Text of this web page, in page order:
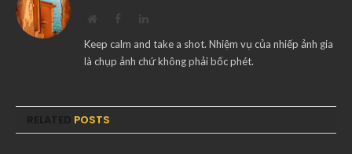
Keep calm and take a shot. Nhiệm vụ của nhiếp ảnh gia
là chụp ảnh chứ không phải bốc phét.
POSTS